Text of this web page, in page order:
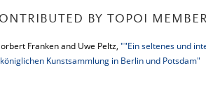
BY TOPOI
Franken and Uwe Peltz, ""Ein seltenes und
Kunstsammlung in Berlin und Potsdam"